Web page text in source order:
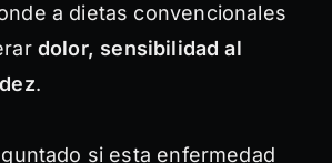
a dietas convencionales
dolor, sensibilidad al
.
si esta enfermedad